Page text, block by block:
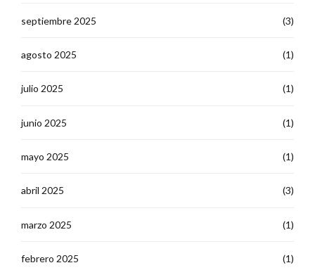
septiembre 2025 (3)
agosto 2025 (1)
julio 2025 (1)
junio 2025 (1)
mayo 2025 (1)
abril 2025 (3)
marzo 2025 (1)
febrero 2025 (1)